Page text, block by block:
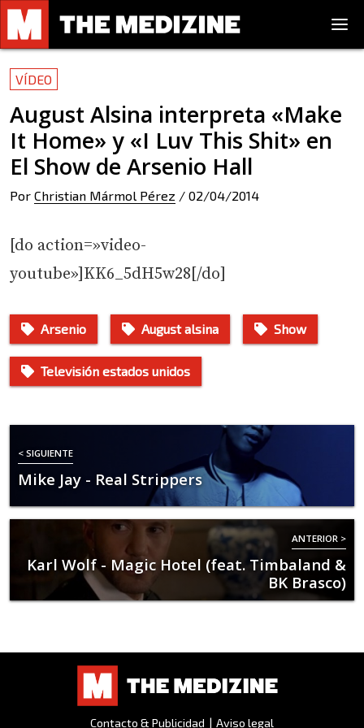
VÍDEO
August Alsina interpreta «Make
It Home» y «I Luv This Shit» en
El Show de Arsenio Hall
Por Christian Mármol Pérez / 02/04/2014
[do action=»video-
youtube»]KK6_5dH5w28[/do]
Arsenio August alsina Show
Televisión estados unidos
< SIGUIENTE
Mike Jay - Real Strippers
ANTERIOR >
Karl Wolf - Magic Hotel (feat. Timbaland &
BK Brasco)
Contacto & Publicidad | Aviso legal